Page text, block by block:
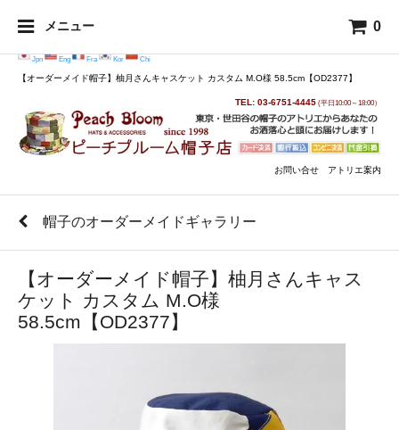
メニュー 0
Jpn Eng Fra Kor Chi
【オーダーメイド帽子】柚月さんキャスケット カスタム M.O様 58.5cm【OD2377】
TEL: 03-6751-4445 (平日10:00～18:00）
お問い合せ アトリエ案内
帽子のオーダーメイドギャラリー
【オーダーメイド帽子】柚月さんキャス
ケット カスタム M.O様
58.5cm【OD2377】